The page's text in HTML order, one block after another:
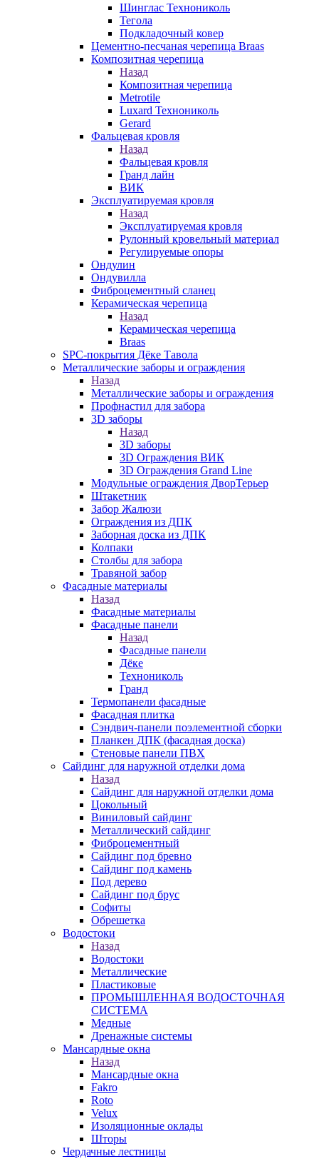
Шинглас Технониколь
Тегола
Подкладочный ковер
Цементно-песчаная черепица Braas
Композитная черепица
Назад
Композитная черепица
Metrotile
Luxard Технониколь
Gerard
Фальцевая кровля
Назад
Фальцевая кровля
Гранд лайн
ВИК
Эксплуатируемая кровля
Назад
Эксплуатируемая кровля
Рулонный кровельный материал
Регулируемые опоры
Ондулин
Ондувилла
Фиброцементный сланец
Керамическая черепица
Назад
Керамическая черепица
Braas
SPC-покрытия Дёке Тавола
Металлические заборы и ограждения
Назад
Металлические заборы и ограждения
Профнастил для забора
3D заборы
Назад
3D заборы
3D Ограждения ВИК
3D Ограждения Grand Line
Модульные ограждения ДворТерьер
Штакетник
Забор Жалюзи
Ограждения из ДПК
Заборная доска из ДПК
Колпаки
Столбы для забора
Травяной забор
Фасадные материалы
Назад
Фасадные материалы
Фасадные панели
Назад
Фасадные панели
Дёке
Технониколь
Гранд
Термопанели фасадные
Фасадная плитка
Сэндвич-панели поэлементной сборки
Планкен ДПК (фасадная доска)
Стеновые панели ПВХ
Сайдинг для наружной отделки дома
Назад
Сайдинг для наружной отделки дома
Цокольный
Виниловый сайдинг
Металлический сайдинг
Фиброцементный
Сайдинг под бревно
Сайдинг под камень
Под дерево
Сайдинг под брус
Софиты
Обрешетка
Водостоки
Назад
Водостоки
Металлические
Пластиковые
ПРОМЫШЛЕННАЯ ВОДОСТОЧНАЯ
СИСТЕМА
Медные
Дренажные системы
Мансардные окна
Назад
Мансардные окна
Fakro
Roto
Velux
Изоляционные оклады
Шторы
Чердачные лестницы